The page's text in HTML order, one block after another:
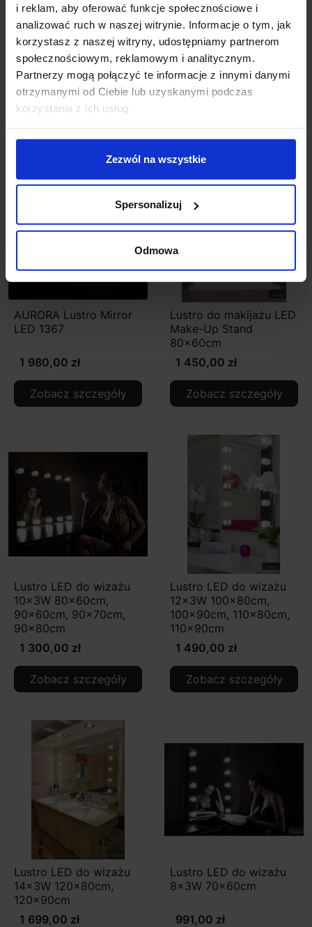
i reklam, aby oferować funkcje społecznościowe i
analizować ruch w naszej witrynie. Informacje o tym, jak
korzystasz z naszej witryny, udostępniamy partnerom
społecznościowym, reklamowym i analitycznym.
Partnerzy mogą połączyć te informacje z innymi danymi
otrzymanymi od Ciebie lub uzyskanymi podczas
korzystania z ich usług.
Zezwól na wszystkie
Spersonalizuj
Odmowa
Astro Ascot 650 Round
1486001 lustro LED
IP44
2 382,00 zł
ASTRO Ascot 700 lustro
LED 1486002
2 422,00 zł 2 058,70 zł
AURORA Lustro Mirror
LED 1367
1 980,00 zł
Zobacz szczegóły
Lustro do makijażu LED
Make-Up Stand
80x60cm
1 450,00 zł
Zobacz szczegóły
Lustro LED do wizażu
10x3W 80x60cm,
90x60cm, 90x70cm,
90x80cm
1 300,00 zł
Zobacz szczegóły
Lustro LED do wizażu
12x3W 100x80cm,
100x90cm, 110x80cm,
110x90cm
1 490,00 zł
Zobacz szczegóły
Lustro LED do wizażu
14x3W 120x80cm,
120x90cm
1 699,00 zł
Lustro LED do wizażu
8x3W 70x60cm
991,00 zł